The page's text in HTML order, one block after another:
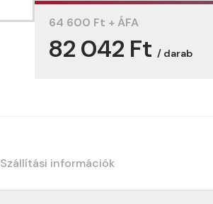
64 600 Ft + ÁFA
82 042 Ft / darab
Szállítási információk